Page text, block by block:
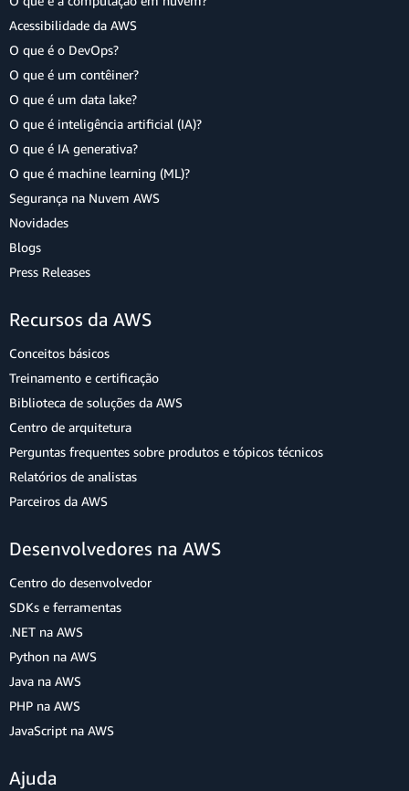
Acessibilidade da AWS
O que é o DevOps?
O que é um contêiner?
O que é um data lake?
O que é inteligência artificial (IA)?
O que é IA generativa?
O que é machine learning (ML)?
Segurança na Nuvem AWS
Novidades
Blogs
Press Releases
Recursos da AWS
Conceitos básicos
Treinamento e certificação
Biblioteca de soluções da AWS
Centro de arquitetura
Perguntas frequentes sobre produtos e tópicos técnicos
Relatórios de analistas
Parceiros da AWS
Desenvolvedores na AWS
Centro do desenvolvedor
SDKs e ferramentas
.NET na AWS
Python na AWS
Java na AWS
PHP na AWS
JavaScript na AWS
Ajuda